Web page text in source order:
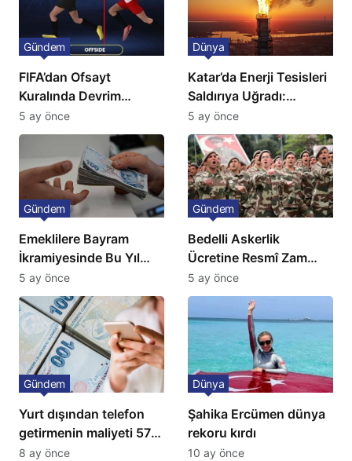
FIFA’dan Ofsayt
Kuralında Devrim
Niteliğinde Onay
Gündem
5 ay önce
Katar’da Enerji Tesisleri
Saldırıya Uğradı:
Avrupa’da Doğalgaz
Fiyatlarında Sert Artış
Dünya
5 ay önce
Emeklilere Bayram
İkramiyesinde Bu Yıl
Artış Gelmeyecek
Gündem
5 ay önce
Bedelli Askerlik
Ücretine Resmî Zam
Geliyor
Gündem
5 ay önce
Yurt dışından telefon
getirmenin maliyeti 57
bin lira oldu
Gündem
8 ay önce
Şahika Ercümen dünya
rekoru kırdı
Dünya
10 ay önce